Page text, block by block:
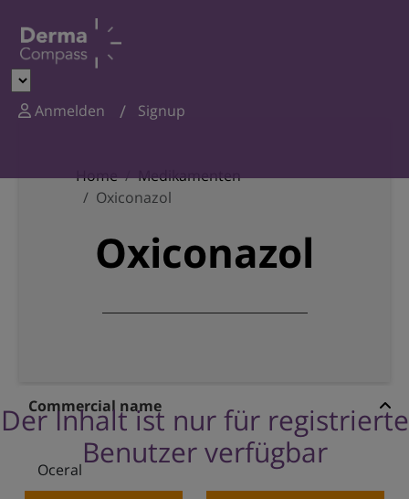
Anmelden Signup
Home
Medikamenten
Oxiconazol
Oxiconazol
Der Inhalt ist nur für registrierte
Benutzer verfügbar
Commercial name
Oceral